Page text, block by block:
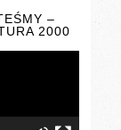
–
2000